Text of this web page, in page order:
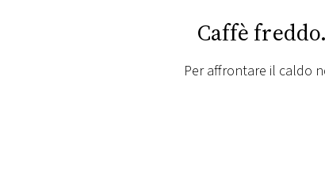
RADIO
WEB
Caffè
Per affrontare il caldo